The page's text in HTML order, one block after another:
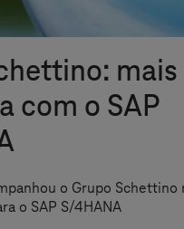
mais
com o SAP
o Grupo Schettino
o SAP S/4HANA